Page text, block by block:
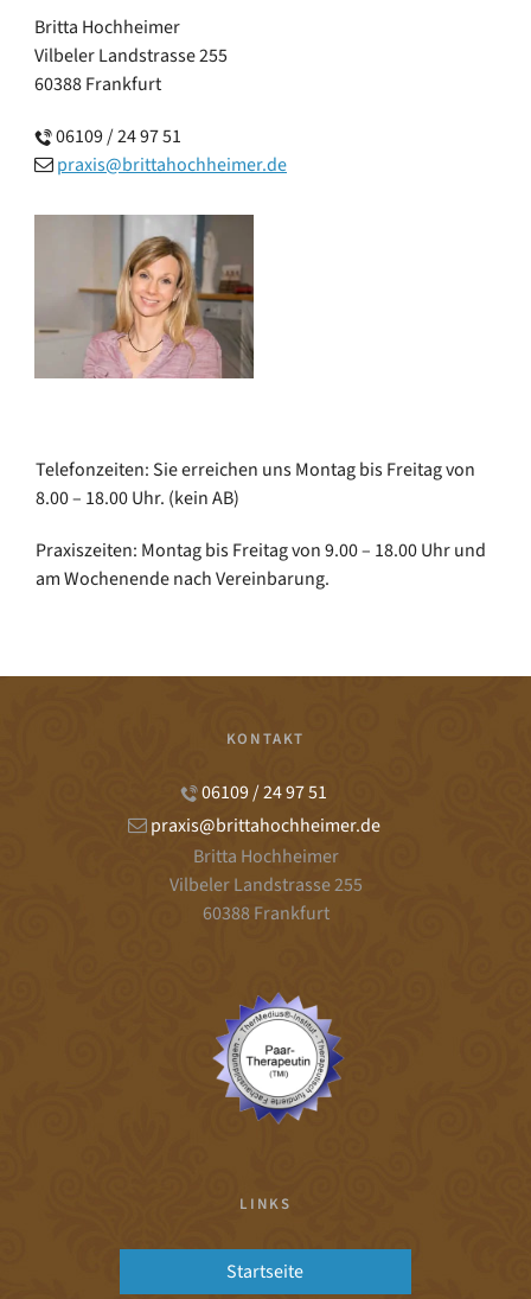
Britta Hochheimer
Vilbeler Landstrasse 255
60388 Frankfurt
06109 / 24 97 51
praxis@brittahochheimer.de
Telefonzeiten: Sie erreichen uns Montag bis Freitag von
8.00 – 18.00 Uhr. (kein AB)
Praxiszeiten: Montag bis Freitag von 9.00 – 18.00 Uhr und
am Wochenende nach Vereinbarung.
KONTAKT
06109 / 24 97 51
praxis@brittahochheimer.de
Britta Hochheimer
Vilbeler Landstrasse 255
60388 Frankfurt
LINKS
Startseite